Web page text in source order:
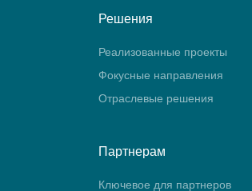
Решения
Реализованные проекты
Фокусные направления
Отраслевые решения
Партнерам
Ключевое для партнеров